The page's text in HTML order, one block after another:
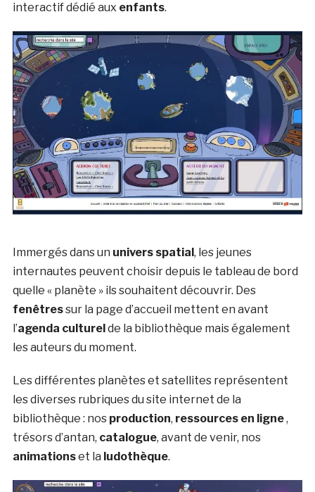
interactif dédié aux enfants.
Immergés dans un univers spatial, les jeunes
internautes peuvent choisir depuis le tableau de bord
quelle « planète » ils souhaitent découvrir. Des
fenêtressur la page d’accueil mettent en avant
l’agenda culturelde la bibliothèque mais également
les auteurs du moment.
Les différentes planètes et satellites représentent
les diverses rubriques du site internet de la
bibliothèque : nos production, ressources en ligne,
trésors d’antan, catalogue, avant de venir, nos
animationset la ludothèque.